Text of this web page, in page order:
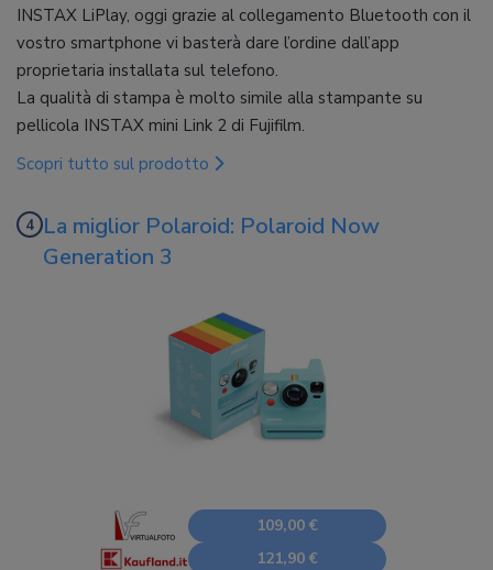
INSTAX LiPlay, oggi grazie al collegamento Bluetooth con il
vostro smartphone vi basterà dare l’ordine dall’app
proprietaria installata sul telefono.
La qualità di stampa è molto simile alla stampante su
pellicola INSTAX mini Link 2 di Fujifilm.
Scopri tutto sul prodotto
La miglior Polaroid: Polaroid Now
Generation 3
109,00 €
121,90 €